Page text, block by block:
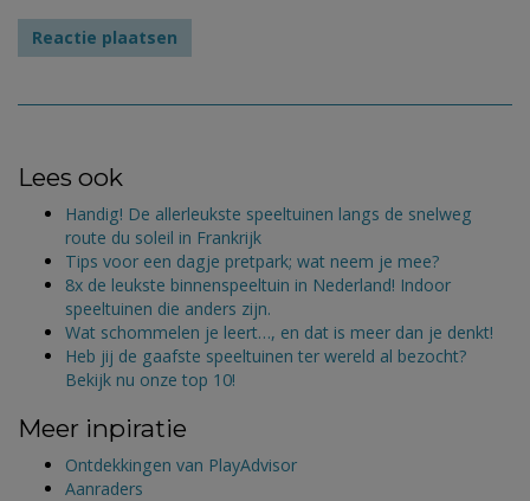
Lees ook
Handig! De allerleukste speeltuinen langs de snelweg
route du soleil in Frankrijk
Tips voor een dagje pretpark; wat neem je mee?
8x de leukste binnenspeeltuin in Nederland! Indoor
speeltuinen die anders zijn.
Wat schommelen je leert…, en dat is meer dan je denkt!
Heb jij de gaafste speeltuinen ter wereld al bezocht?
Bekijk nu onze top 10!
Meer inpiratie
Ontdekkingen van PlayAdvisor
Aanraders